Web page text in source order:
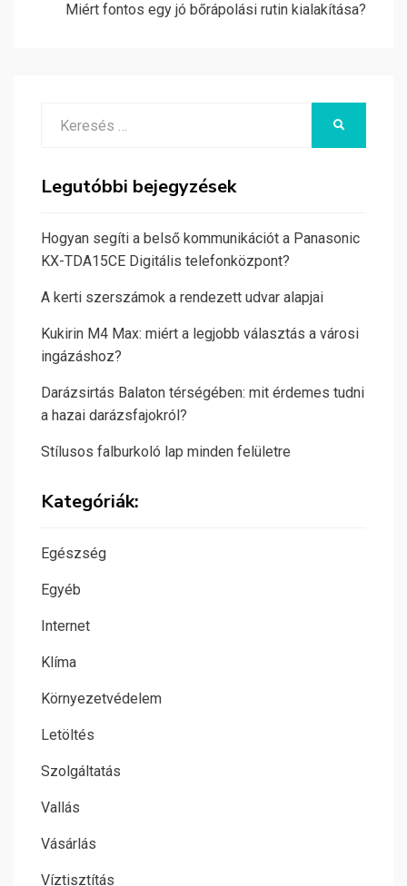
Miért fontos egy jó bőrápolási rutin kialakítása?
Legutóbbi bejegyzések
Hogyan segíti a belső kommunikációt a Panasonic
KX-TDA15CE Digitális telefonközpont?
A kerti szerszámok a rendezett udvar alapjai
Kukirin M4 Max: miért a legjobb választás a városi
ingázáshoz?
Darázsirtás Balaton térségében: mit érdemes tudni
a hazai darázsfajokról?
Stílusos falburkoló lap minden felületre
Kategóriák:
Egészség
Egyéb
Internet
Klíma
Környezetvédelem
Letöltés
Szolgáltatás
Vallás
Vásárlás
Víztisztítás